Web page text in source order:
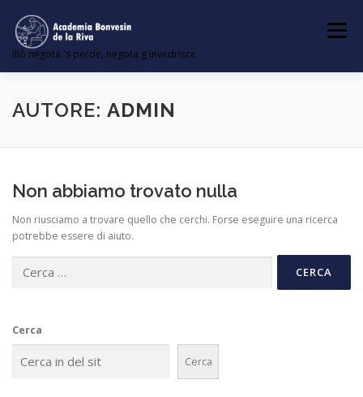
contenuto
illò negota 's perde, negota g'invedrisce
Menu
ENTRADA NOEUVA ORTOGRAFIA LOMBARDA
AUTORE: ADMIN
Non abbiamo trovato nulla
Non riusciamo a trovare quello che cerchi. Forse eseguire una ricerca
potrebbe essere di aiuto.
per:
Cerca
Cerca